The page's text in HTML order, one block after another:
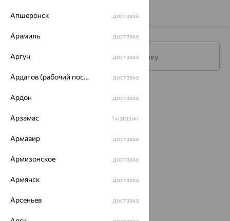
Подписаться на рассылку
ул. Зегеля, 27/2
Апшеронск доставка
Арамиль доставка
Аргун доставка
Ардатов (рабочий поселок) доставка
Ардон доставка
Арзамас 1 магазин
Армавир доставка
Армизонское доставка
Армянск доставка
Арсеньев доставка